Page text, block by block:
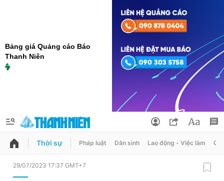
Bảng giá Quảng cáo Báo
Thanh Niên
QUẢNG CÁO
Thời sự Pháp luật Dân sinh Lao động - Việc làm
29/07/2023 17:37 GMT+7